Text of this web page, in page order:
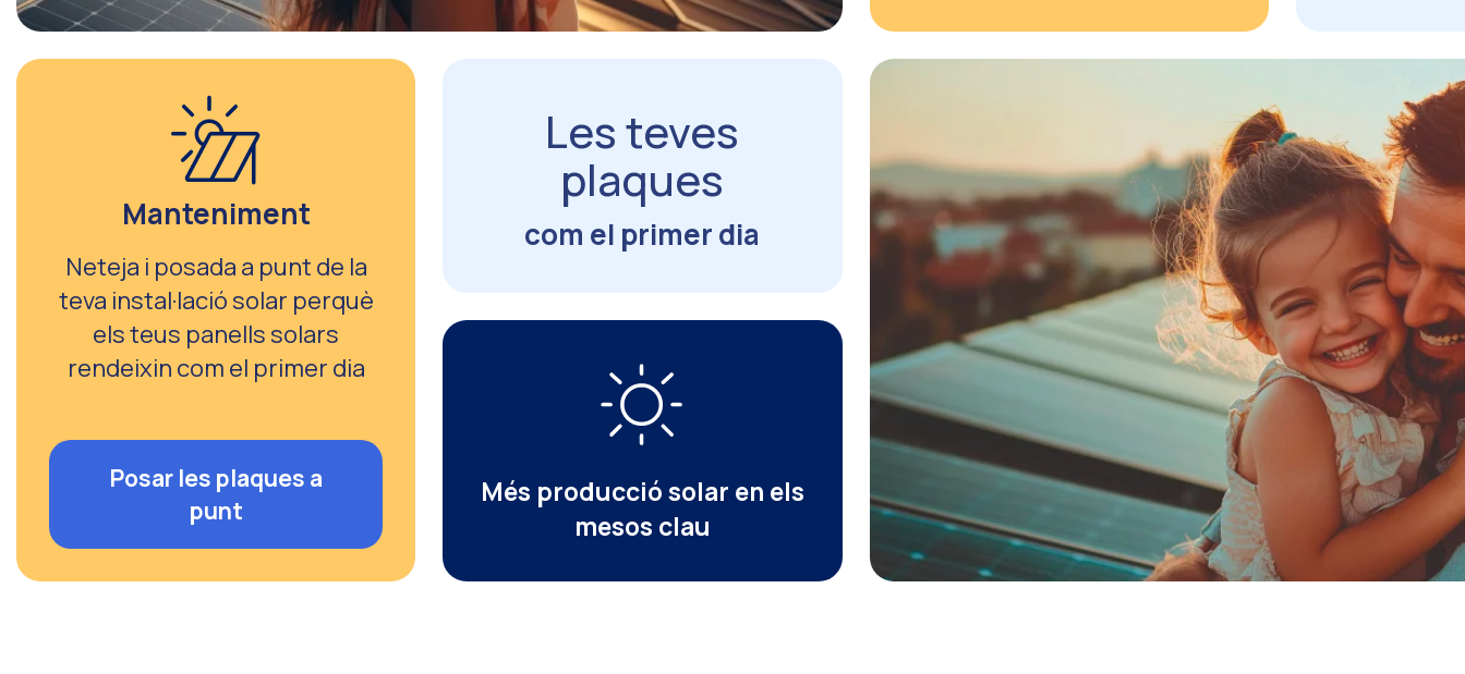
Manteniment
Neteja i posada a punt de la
teva instal·lació solar perquè
els teus panells solars
rendeixin com el primer dia
Posar les plaques a
punt
Les teves
plaques
com el primer dia
Més producció solar en els
mesos clau